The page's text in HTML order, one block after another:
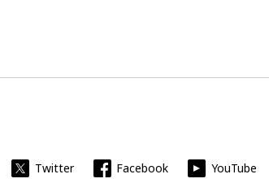
Twitter Facebook YouTube